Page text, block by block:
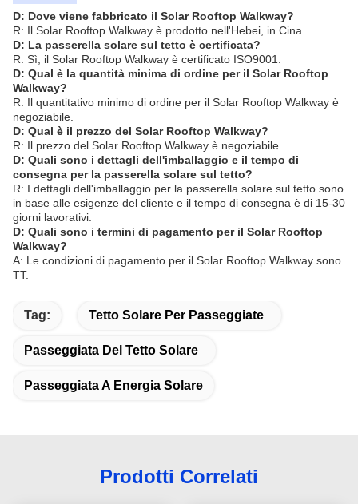
D: Dove viene fabbricato il Solar Rooftop Walkway?
R: Il Solar Rooftop Walkway è prodotto nell'Hebei, in Cina.
D: La passerella solare sul tetto è certificata?
R: Sì, il Solar Rooftop Walkway è certificato ISO9001.
D: Qual è la quantità minima di ordine per il Solar Rooftop
Walkway?
R: Il quantitativo minimo di ordine per il Solar Rooftop Walkway è
negoziabile.
D: Qual è il prezzo del Solar Rooftop Walkway?
R: Il prezzo del Solar Rooftop Walkway è negoziabile.
D: Quali sono i dettagli dell'imballaggio e il tempo di
consegna per la passerella solare sul tetto?
R: I dettagli dell'imballaggio per la passerella solare sul tetto sono
in base alle esigenze del cliente e il tempo di consegna è di 15-30
giorni lavorativi.
D: Quali sono i termini di pagamento per il Solar Rooftop
Walkway?
A: Le condizioni di pagamento per il Solar Rooftop Walkway sono
TT.
Tag: Tetto Solare Per Passeggiate
Passeggiata Del Tetto Solare
Passeggiata A Energia Solare
Prodotti Correlati